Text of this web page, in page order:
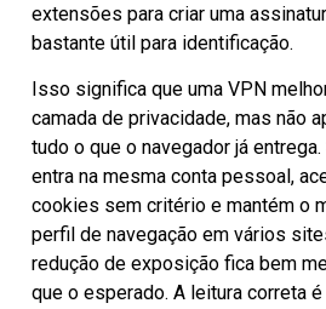
extensões para criar uma
bastante útil para identificação.
Isso significa que uma VPN
camada de privacidade, mas não
tudo o que o navegador já
entra na mesma conta pessoal,
cookies sem critério e mantém o
perfil de navegação em vários
redução de exposição fica bem
que o esperado. A leitura correta